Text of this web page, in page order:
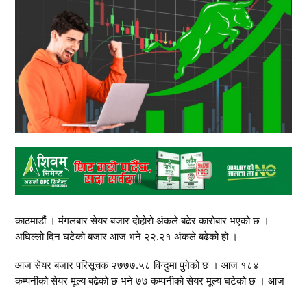
काठमाडौं । मंगलबार सेयर बजार दोहोरो अंकले बढेर कारोबार भएको छ ।
अघिल्लो दिन घटेको बजार आज भने २२.२१ अंकले बढेको हो ।
आज सेयर बजार परिसूचक २७७७.५८ विन्दुमा पुगेको छ । आज १८४
कम्पनीको सेयर मूल्य बढेको छ भने ७७ कम्पनीको सेयर मूल्य घटेको छ । आज